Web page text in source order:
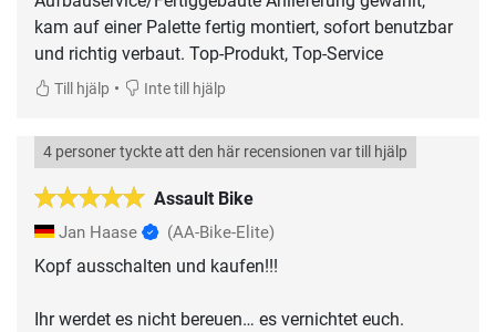
kam auf einer Palette fertig montiert, sofort benutzbar
und richtig verbaut. Top-Produkt, Top-Service
Till hjälp • Inte till hjälp
Assault Bike
4 personer tyckte att den här recensionen var till hjälp
Jan Haase (AA-Bike-Elite)
Kopf ausschalten und kaufen!!!
Ihr werdet es nicht bereuen… es vernichtet euch.